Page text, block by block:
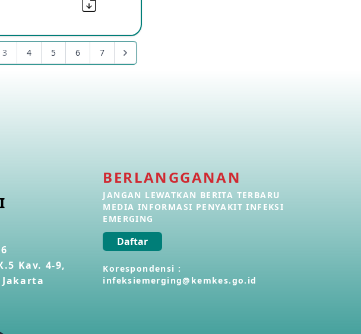
3 4 5 6 7
Informasi Penyakit POH VAU yang
berkaitan dengan CMNV
Kav. 4-9,
BERLANGGANAN
JANGAN LEWATKAN BERITA TERBARU
MEDIA INFORMASI PENYAKIT INFEKSI
EMERGING
Daftar
Korespondensi :
infeksiemerging@kemkes.go.id